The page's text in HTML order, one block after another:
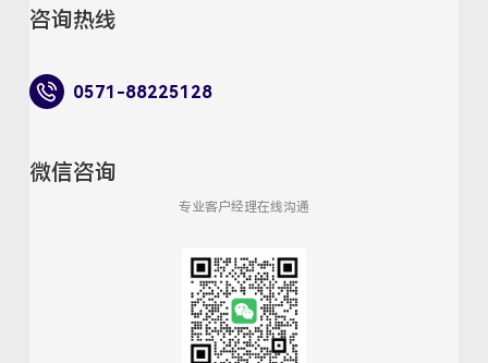
咨询热线
0571-88225128
微信咨询
专业客户经理在线沟通